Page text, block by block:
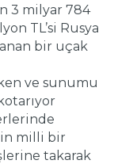
3 milyar 784
TL’si Rusya
bir uçak
ve sunumu
milli bir
takarak